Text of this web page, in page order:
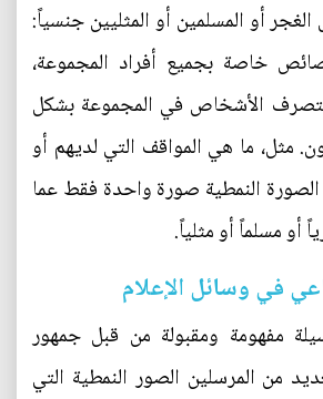
أو المسلمين أو المثليين جنسياً:
خاصة بجميع أفراد المجموعة،
الأشخاص في المجموعة بشكل
مثل، ما هي المواقف التي لديهم أو
النمطية صورة واحدة فقط عما
أو مسلماً أو مثلياً.
في وسائل الإعلام
مفهومة ومقبولة من قبل جمهور
من المرسلين الصور النمطية التي